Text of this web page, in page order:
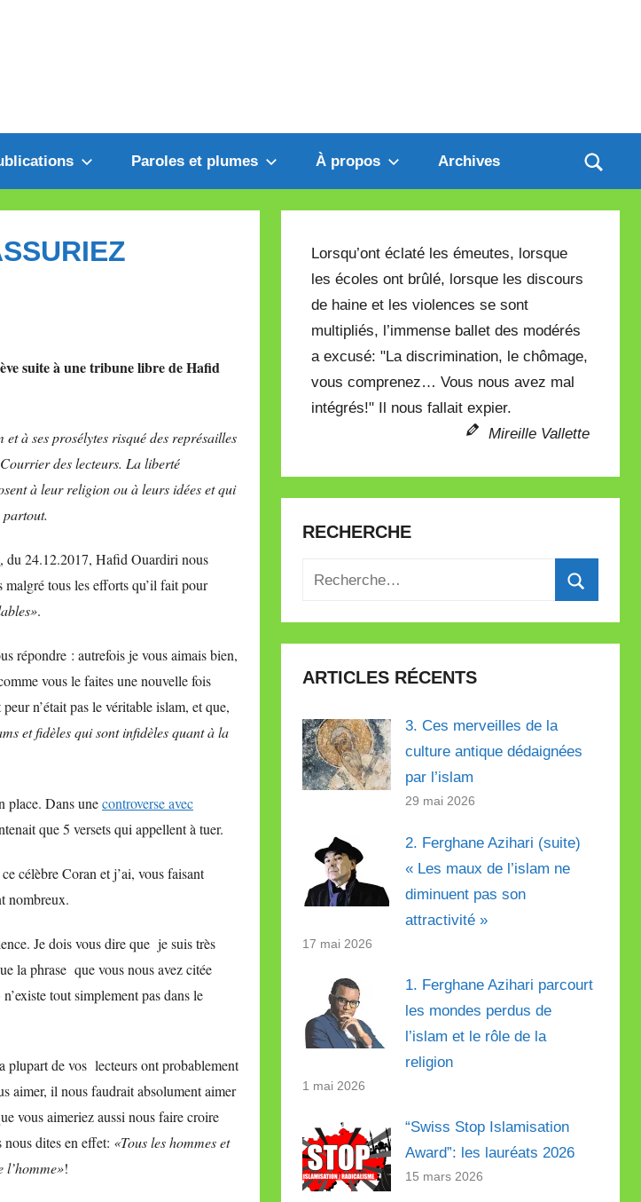
Paroles et plumes À propos Archives
suite à une tribune libre de Hafid
à ses prosélytes risqué des représailles
des lecteurs. La liberté
à leur religion ou à leurs idées et qui
, du 24.12.2017, Hafid Ouardiri nous
malgré tous les efforts qu’il fait pour
.
répondre : autrefois je vous aimais bien,
vous le faites une nouvelle fois
n’était pas le véritable islam, et que,
et fidèles qui sont infidèles quant à la
place. Dans unecontroverse avec
que 5 versets qui appellent à tuer.
célèbre Coran et j’ai, vous faisant
nombreux.
Je dois vous dire que je suis très
la phrase que vous nous avez citée
n’existe tout simplement pas dans le
plupart de vos lecteurs ont probablement
aimer, il nous faudrait absolument aimer
vous aimeriez aussi nous faire croire
dites en effet: «Tous les hommes et
l’homme»!
Lorsqu’ont éclaté les émeutes, lorsque
les écoles ont brûlé, lorsque les discours
de haine et les violences se sont
multipliés, l’immense ballet des modérés
a excusé: "La discrimination, le chômage,
vous comprenez… Vous nous avez mal
intégrés!" Il nous fallait expier.
Mireille Vallette
RECHERCHE
Recherche
:
ARTICLES RÉCENTS
3. Ces merveilles de la
culture antique dédaignées
par l’islam
29 mai 2026
2. Ferghane Azihari (suite)
« Les maux de l’islam ne
diminuent pas son
attractivité »
17 mai 2026
1. Ferghane Azihari parcourt
les mondes perdus de
l’islam et le rôle de la
religion
1 mai 2026
“Swiss Stop Islamisation
Award”: les lauréats 2026
15 mars 2026